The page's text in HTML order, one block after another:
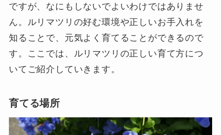
ですが、なにもしないでよいわけではありませ
ん。ルリマツリの好む環境や正しいお手入れを
知ることで、元気よく育てることができるので
す。ここでは、ルリマツリの正しい育て方につ
いてご紹介していきます。
育てる場所